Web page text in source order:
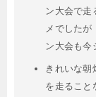
ン大会で走
メでしたが
ン大会も今
きれいな朝
を走ること